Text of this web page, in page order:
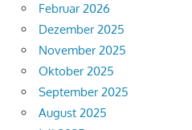
Februar 2026
Dezember 2025
November 2025
Oktober 2025
September 2025
August 2025